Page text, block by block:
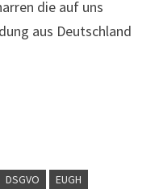
die auf uns
aus Deutschland
DSGVO
EUGH